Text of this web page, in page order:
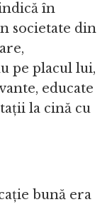
în
societate din
pe placul lui,
educate
la cină cu
bună era